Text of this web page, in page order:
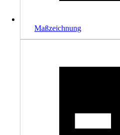
Maßzeichnung